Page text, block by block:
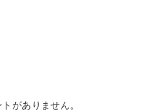
がありません。